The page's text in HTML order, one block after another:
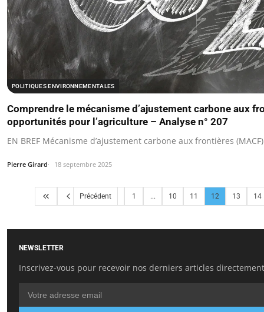
POLITIQUES ENVIRONNEMENTALES
Comprendre le mécanisme d’ajustement carbone aux
opportunités pour l’agriculture – Analyse n° 207
EN BREF Mécanisme d’ajustement carbone aux frontières
Pierre Girard 18 septembre 2025
Précédent 1 ... 10 11 12 13 14
NEWSLETTER
Inscrivez-vous pour recevoir nos derniers articles